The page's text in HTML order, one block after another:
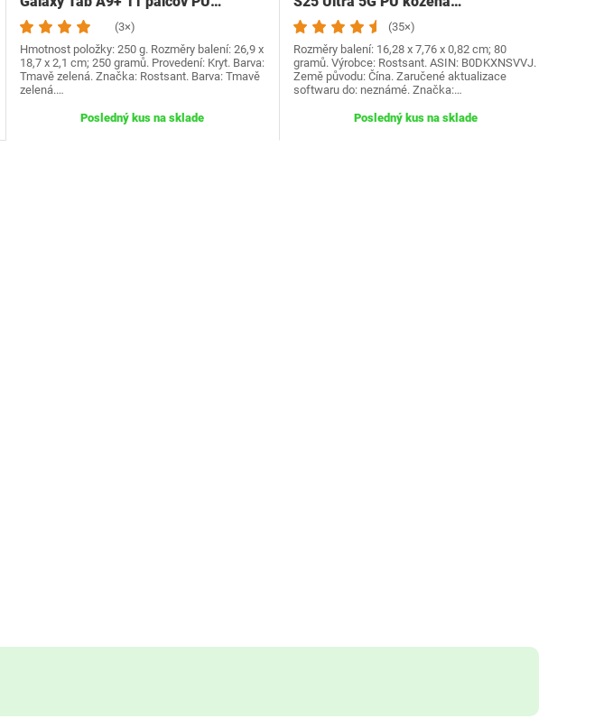
(3×)
Hmotnost položky: 250 g. Rozměry balení: 26,9 x
18,7 x 2,1 cm; 250 gramů. Provedení: Kryt. Barva:
Tmavě zelená. Značka: Rostsant. Barva: Tmavě
zelená.…
Posledný kus na sklade
(35×)
Rozměry balení: 16,28 x 7,76 x 0,82 cm; 80
gramů. Výrobce: Rostsant. ASIN: B0DKXNSVVJ.
Země původu: Čína. Zaručené aktualizace
softwaru do: neznámé. Značka:…
Posledný kus na sklade